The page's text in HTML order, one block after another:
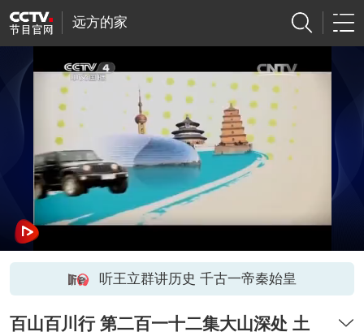
远方的家
听王立群讲历史 千古一帝秦始皇
百山百川行 第二百一十二集大山深处 土